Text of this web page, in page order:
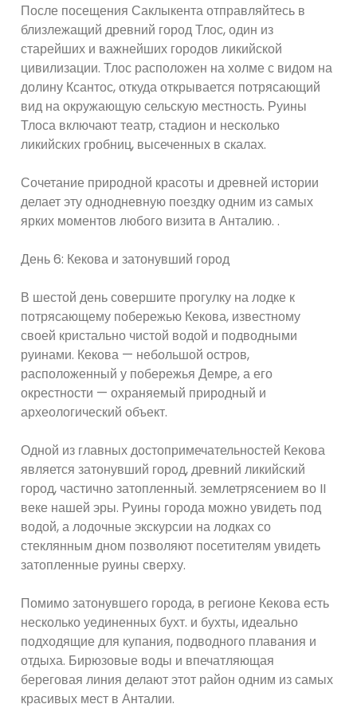
После посещения Саклыкента отправляйтесь в
близлежащий древний город Тлос, один из
старейших и важнейших городов ликийской
цивилизации. Тлос расположен на холме с видом на
долину Ксантос, откуда открывается потрясающий
вид на окружающую сельскую местность. Руины
Тлоса включают театр, стадион и несколько
ликийских гробниц, высеченных в скалах.
Сочетание природной красоты и древней истории
делает эту однодневную поездку одним из самых
ярких моментов любого визита в Анталию. .
День 6: Кекова и затонувший город
В шестой день совершите прогулку на лодке к
потрясающему побережью Кекова, известному
своей кристально чистой водой и подводными
руинами. Кекова — небольшой остров,
расположенный у побережья Демре, а его
окрестности — охраняемый природный и
археологический объект.
Одной из главных достопримечательностей Кекова
является затонувший город, древний ликийский
город, частично затопленный. землетрясением во II
веке нашей эры. Руины города можно увидеть под
водой, а лодочные экскурсии на лодках со
стеклянным дном позволяют посетителям увидеть
затопленные руины сверху.
Помимо затонувшего города, в регионе Кекова есть
несколько уединенных бухт. и бухты, идеально
подходящие для купания, подводного плавания и
отдыха. Бирюзовые воды и впечатляющая
береговая линия делают этот район одним из самых
красивых мест в Анталии.